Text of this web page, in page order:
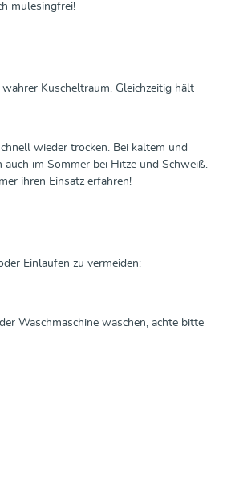
mulesingfrei!
Kuscheltraum. Gleichzeitig hält
wieder trocken. Bei kaltem und
im Sommer bei Hitze und Schweiß.
ihren Einsatz erfahren!
Einlaufen zu vermeiden:
Waschmaschine waschen, achte bitte